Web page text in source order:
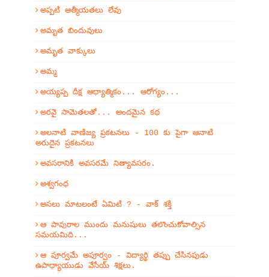
అప్పటి ఆత్మీయతలు లేవు
అమృత బిందువులు
అమృత వాక్కులు
అమ్మ
అయ్యప్ప దీక్ష ఆధ్యాత్మికం... ఆరోగ్యం...
అరవై సామెతలతో... అందమైన కథ
అలనాటి వాణిజ్య ప్రకటనలు - 100 కు పైగా ఆనాటి
అరుదైన ప్రకటనలు
అవసరానికి అవసరమే నిత్యావసరం.
అశ్వగంధ
అసలు మాటలంటే ఏమిటి ? - వాక్ శక్తి
ఆ పావురాల ముందు మనుషులు తలొంచుకోవాల్సిన
సమయమిది...
ఆ పూర్వమే అపూర్వం - విద్యార్థి తప్పు చేసినపుడు
ఉపాధ్యాయుడు వేసేయ్ శిక్షలు.